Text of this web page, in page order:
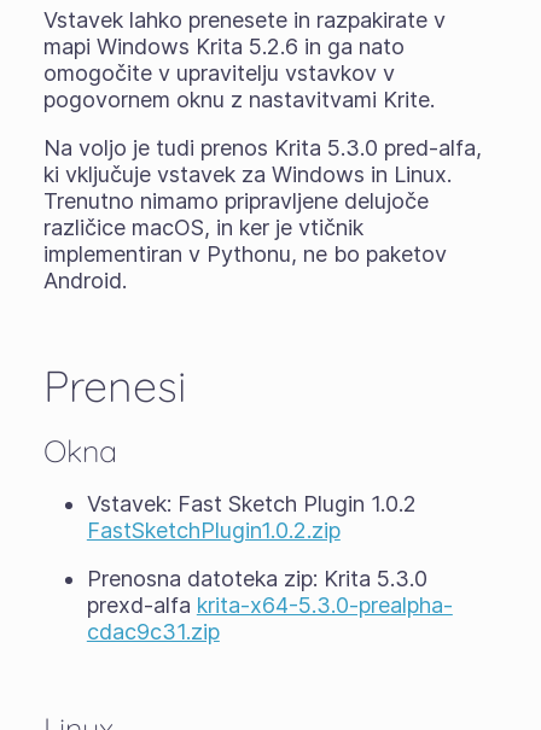
Vstavek lahko prenesete in razpakirate v
mapi Windows Krita 5.2.6 in ga nato
omogočite v upravitelju vstavkov v
pogovornem oknu z nastavitvami Krite.
Na voljo je tudi prenos Krita 5.3.0 pred-alfa,
ki vključuje vstavek za Windows in Linux.
Trenutno nimamo pripravljene delujoče
različice macOS, in ker je vtičnik
implementiran v Pythonu, ne bo paketov
Android.
Prenesi
Okna
Vstavek: Fast Sketch Plugin 1.0.2
FastSketchPlugin1.0.2.zip
Prenosna datoteka zip: Krita 5.3.0
prexd-alfa krita-x64-5.3.0-prealpha-
cdac9c31.zip